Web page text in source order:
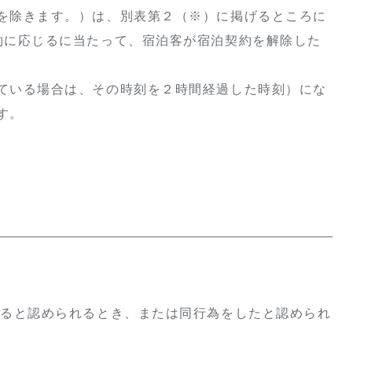
除きます。）は、別表第２（※）に掲げるところに
応じるに当たって、宿泊客が宿泊契約を解除した
る場合は、その時刻を２時間経過した時刻）にな
。
と認められるとき、または同行為をしたと認められ